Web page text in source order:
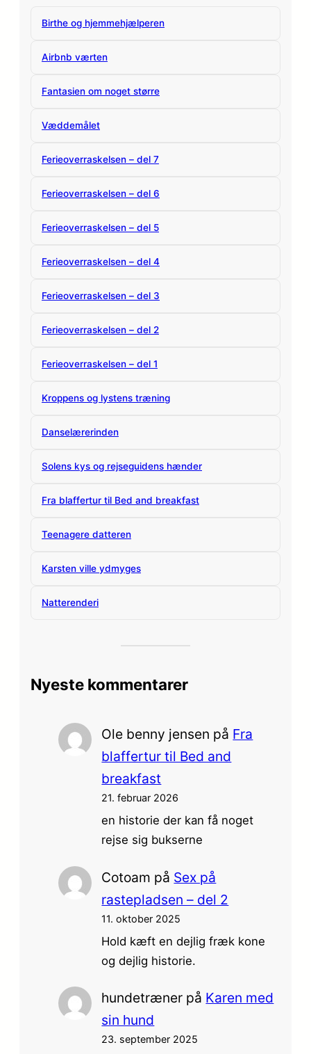
Birthe og hjemmehjælperen
Airbnb værten
Fantasien om noget større
Væddemålet
Ferieoverraskelsen – del 7
Ferieoverraskelsen – del 6
Ferieoverraskelsen – del 5
Ferieoverraskelsen – del 4
Ferieoverraskelsen – del 3
Ferieoverraskelsen – del 2
Ferieoverraskelsen – del 1
Kroppens og lystens træning
Danselærerinden
Solens kys og rejseguidens hænder
Fra blaffertur til Bed and breakfast
Teenagere datteren
Karsten ville ydmyges
Natterenderi
Nyeste kommentarer
Ole benny jensen på Fra
blaffertur til Bed and
breakfast
21. februar 2026
en historie der kan få noget
rejse sig bukserne
Cotoam på Sex på
rastepladsen – del 2
11. oktober 2025
Hold kæft en dejlig fræk kone
og dejlig historie.
hundetræner på Karen med
sin hund
23. september 2025